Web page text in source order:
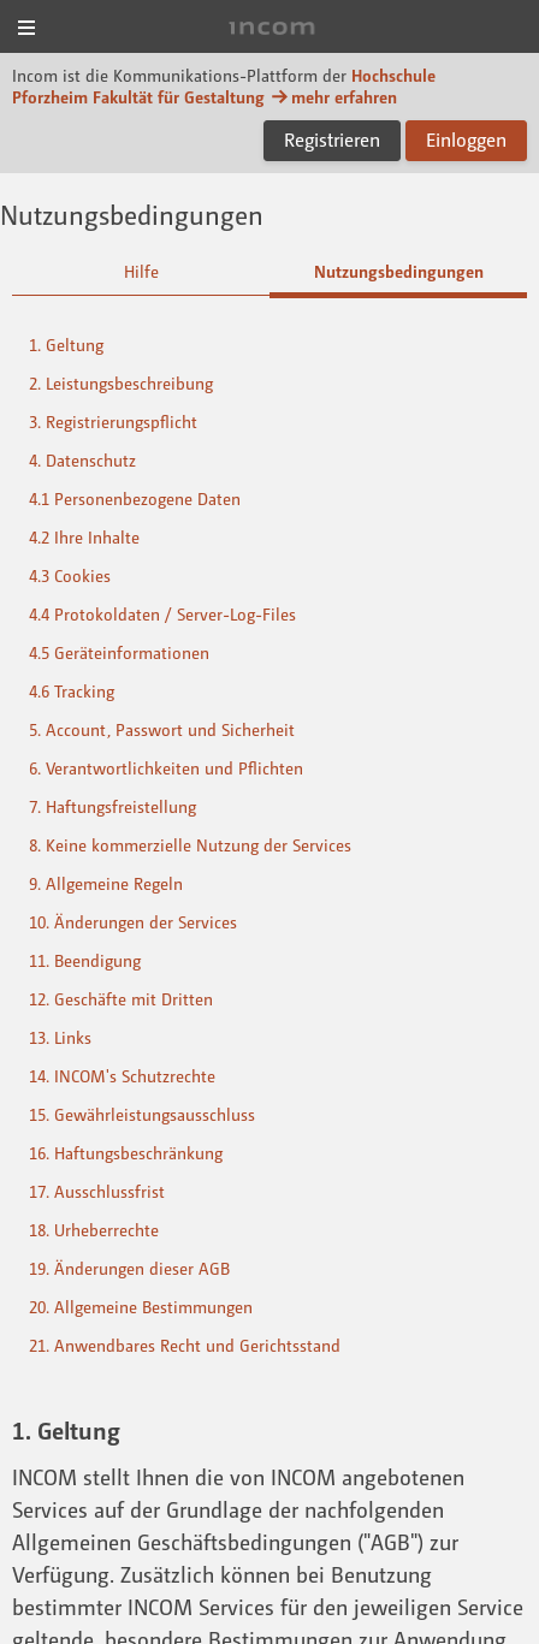
Incom ist die Kommunikations-Plattform der Hochschule
Pforzheim Fakultät für Gestaltung
mehr erfahren
Registrieren Einloggen
Nutzungsbedingungen
Hilfe Nutzungsbedingungen
1. Geltung
2. Leistungsbeschreibung
3. Registrierungspflicht
4. Datenschutz
4.1 Personenbezogene Daten
4.2 Ihre Inhalte
4.3 Cookies
4.4 Protokoldaten / Server-Log-Files
4.5 Geräteinformationen
4.6 Tracking
5. Account, Passwort und Sicherheit
6. Verantwortlichkeiten und Pflichten
7. Haftungsfreistellung
8. Keine kommerzielle Nutzung der Services
9. Allgemeine Regeln
10. Änderungen der Services
11. Beendigung
12. Geschäfte mit Dritten
13. Links
14. INCOM's Schutzrechte
15. Gewährleistungsausschluss
16. Haftungsbeschränkung
17. Ausschlussfrist
18. Urheberrechte
19. Änderungen dieser AGB
20. Allgemeine Bestimmungen
21. Anwendbares Recht und Gerichtsstand
1. Geltung
INCOM stellt Ihnen die von INCOM angebotenen
Services auf der Grundlage der nachfolgenden
Allgemeinen Geschäftsbedingungen ("AGB") zur
Verfügung. Zusätzlich können bei Benutzung
bestimmter INCOM Services für den jeweiligen Service